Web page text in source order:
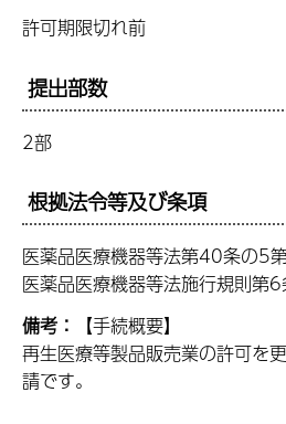
許可期限切れ前
提出部数
2部
根拠法令等及び条項
医薬品医療機器等法第40条の5
医薬品医療機器等法施行規則第
備考：
【手続概要】
再生医療等製品販売業の許可を
請です。